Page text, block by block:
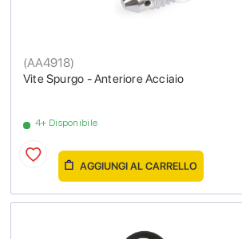
Vite Spurgo - Anteriore Acciaio
(AA4918)
4+ Disponibile
AGGIUNGI AL CARRELLO